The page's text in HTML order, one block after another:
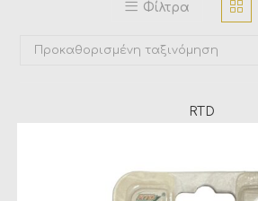
Φίλτρα
Προκαθορισμένη ταξινόμηση
RTD